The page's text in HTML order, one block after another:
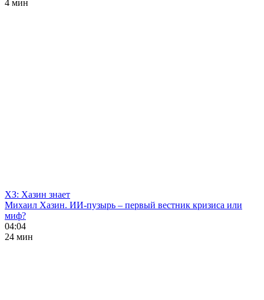
4 мин
ХЗ: Хазин знает
Михаил Хазин. ИИ-пузырь – первый вестник кризиса или
миф?
04:04
24 мин